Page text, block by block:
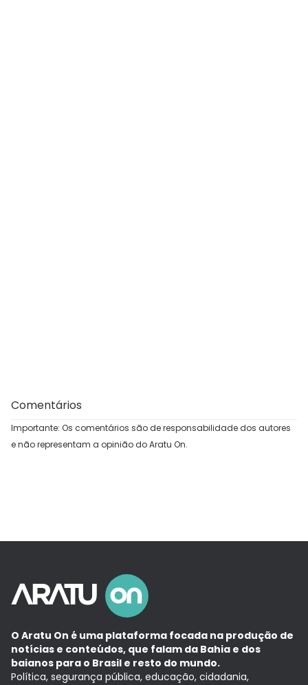
Comentários
Importante: Os comentários são de responsabilidade dos autores
e não representam a opinião do Aratu On.
O Aratu On é uma plataforma focada na produção de
notícias e conteúdos, que falam da Bahia e dos
baianos para o Brasil e resto do mundo.
Política, segurança pública, educação, cidadania,